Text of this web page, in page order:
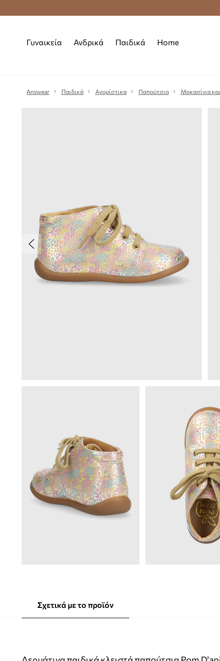
Δωρεάν
Γυναικεία Ανδρικά Παιδικά Home
Answear Παιδικά Αγορίστικα Παπούτσια Μοκασίνια
Σχετικά με το προϊόν